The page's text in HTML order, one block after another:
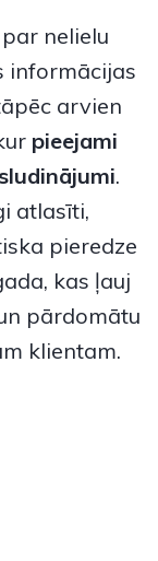
nelielu
informācijas
arvien
pieejami
.
atlasīti,
pieredze
kas ļauj
pārdomātu
klientam.